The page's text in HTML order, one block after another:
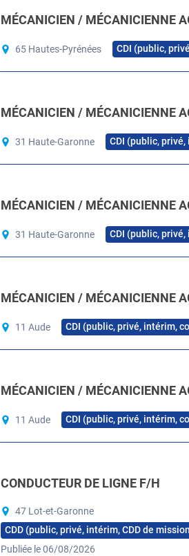
MÉCANICIEN / MÉCANICIENNE
65 Hautes-Pyrénées CDI (public,
MÉCANICIEN / MÉCANICIENNE
31 Haute-Garonne CDI (public, privé,
MÉCANICIEN / MÉCANICIENNE
31 Haute-Garonne CDI (public, privé,
MÉCANICIEN / MÉCANICIENNE
11 Aude CDI (public, privé, intérim,
MÉCANICIEN / MÉCANICIENNE
11 Aude CDI (public, privé, intérim,
CONDUCTEUR DE LIGNE F/H
47 Lot-et-Garonne
CDD (public, privé, intérim, CDD de
Publiée le 06/08/2026